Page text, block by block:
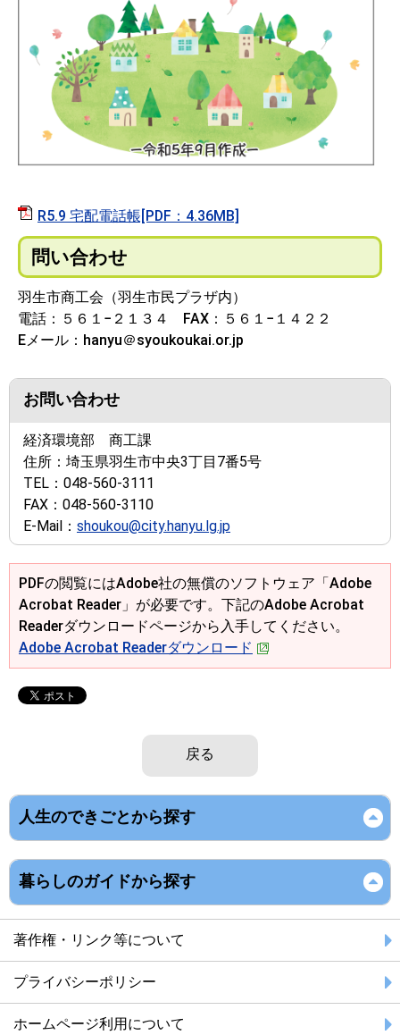
R5.9 宅配電話帳[PDF：4.36MB]
問い合わせ
羽生市商工会（羽生市民プラザ内）
電話：５６１−２１３４ FAX：５６１−１４２２
Eメール：hanyu＠syoukoukai.or.jp
お問い合わせ
経済環境部 商工課
住所： 埼玉県羽生市中央3丁目7番5号
TEL： 048-560-3111
FAX： 048-560-3110
E-Mail： shoukou@city.hanyu.lg.jp
PDFの閲覧にはAdobe社の無償のソフトウェア「Adobe
Acrobat Reader」が必要です。下記のAdobe Acrobat
Readerダウンロードページから入手してください。
Adobe Acrobat Readerダウンロード
戻る
人生のできごとから探す
暮らしのガイドから探す
著作権・リンク等について
プライバシーポリシー
ホームページ利用について